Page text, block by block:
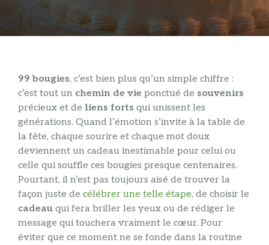
99 bougies, c’est bien plus qu’un simple chiffre :
c’est tout un chemin de vie ponctué de souvenirs
précieux et de liens forts qui unissent les
générations. Quand l’émotion s’invite à la table de
la fête, chaque sourire et chaque mot doux
deviennent un cadeau inestimable pour celui ou
celle qui souffle ces bougies presque centenaires.
Pourtant, il n’est pas toujours aisé de trouver la
façon juste de célébrer une telle étape, de choisir le
cadeau qui fera briller les yeux ou de rédiger le
message qui touchera vraiment le cœur. Pour
éviter que ce moment ne se fonde dans la routine